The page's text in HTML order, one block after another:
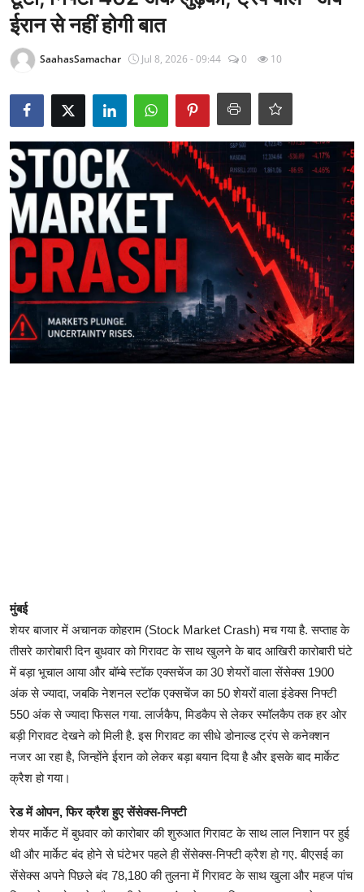
राजनीति
खेल
Epaper
धर्म
लाइफस्टाइल
टेक
ईरान से नहीं होगी बात
SaahasSamachar Jul 8, 2026 - 09:44 0 10
मुंबई
शेयर बाजार में अचानक कोहराम (Stock Market Crash) मच गया है. सप्ताह के
तीसरे कारोबारी दिन बुधवार को गिरावट के साथ खुलने के बाद आखिरी कारोबारी घंटे
में बड़ा भूचाल आया और बॉम्बे स्टॉक एक्सचेंज का 30 शेयरों वाला सेंसेक्स 1900
अंक से ज्यादा, जबकि नेशनल स्टॉक एक्सचेंज का 50 शेयरों वाला इंडेक्स निफ्टी
550 अंक से ज्यादा फिसल गया. लार्जकैप, मिडकैप से लेकर स्मॉलकैप तक हर ओर
बड़ी गिरावट देखने को मिली है. इस गिरावट का सीधे डोनाल्ड ट्रंप से कनेक्शन
नजर आ रहा है, जिन्होंने ईरान को लेकर बड़ा बयान दिया है और इसके बाद मार्केट
क्रैश हो गया।
रेड में ओपन, फिर क्रैश हुए सेंसेक्स-निफ्टी
शेयर मार्केट में बुधवार को कारोबार की शुरुआत गिरावट के साथ लाल निशान पर हुई
थी और मार्केट बंद होने से घंटेभर पहले ही सेंसेक्स-निफ्टी क्रैश हो गए. बीएसई का
सेंसेक्स अपने पिछले बंद 78,180 की तुलना में गिरावट के साथ खुला और महज पांच